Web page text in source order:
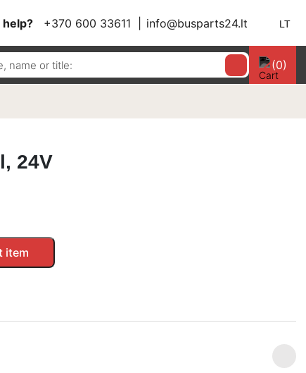
help? +370 600 33611 info@busparts24.lt LT
(0)
24V
item